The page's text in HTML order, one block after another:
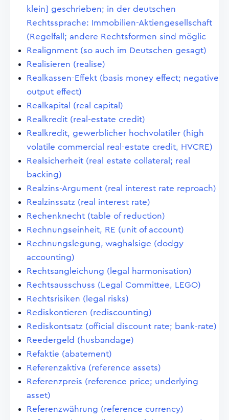
klein] geschrieben; in der deutschen
Rechtssprache: Immobilien-Aktiengesellschaft
(Regelfall; andere Rechtsformen sind möglic
Realignment (so auch im Deutschen gesagt)
Realisieren (realise)
Realkassen-Effekt (basis money effect; negative
output effect)
Realkapital (real capital)
Realkredit (real-estate credit)
Realkredit, gewerblicher hochvolatiler (high
volatile commercial real-estate credit, HVCRE)
Realsicherheit (real estate collateral; real
backing)
Realzins-Argument (real interest rate reproach)
Realzinssatz (real interest rate)
Rechenknecht (table of reduction)
Rechnungseinheit, RE (unit of account)
Rechnungslegung, waghalsige (dodgy
accounting)
Rechtsangleichung (legal harmonisation)
Rechtsausschuss (Legal Committee, LEGO)
Rechtsrisiken (legal risks)
Rediskontieren (rediscounting)
Rediskontsatz (official discount rate; bank-rate)
Reedergeld (husbandage)
Refaktie (abatement)
Referenzaktiva (reference assets)
Referenzpreis (reference price; underlying
asset)
Referenzwährung (reference currency)